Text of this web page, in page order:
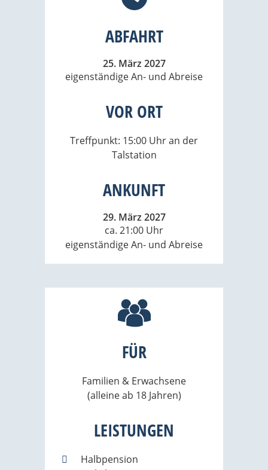
ABFAHRT
25. März 2027
eigenständige An- und Abreise
VOR ORT
Treffpunkt: 15:00 Uhr an der
Talstation
ANKUNFT
29. März 2027
ca. 21:00 Uhr
eigenständige An- und Abreise
FÜR
Familien & Erwachsene
(alleine ab 18 Jahren)
LEISTUNGEN
Halbpension